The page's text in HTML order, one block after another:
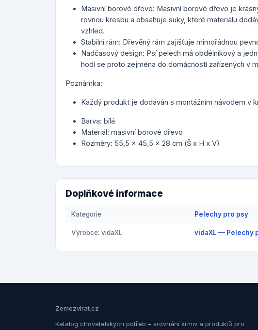
Masivní borové dřevo: Masivní borové dřevo je
rovnou kresbu a obsahuje suky, které materiálu
vzhled.
Stabilní rám: Dřevěný rám zajišťuje mimořádnou
Nadčasový design: Psí pelech má obdélníkový a
hodí se proto zejména do domácností zařízených v
Poznámka:
Každý produkt je dodáván s montážním návodem v
Barva: bílá
Materiál: masivní borové dřevo
Rozměry: 55,5 x 45,5 x 28 cm (Š x H x V)
Doplňkové informace
Kategorie Pelechy pro psy
Výrobce: vidaXL vidaXL — Pelechy
Zemezvirat.cz
Katalog chovatelských potřeb – srovnání krmiv a produktů pro